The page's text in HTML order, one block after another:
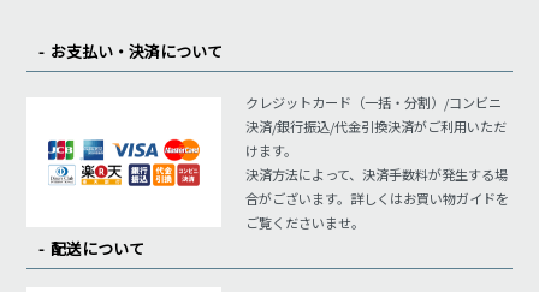
お支払い・決済について
クレジットカード（一括・分割）/コンビニ
決済/銀行振込/代金引換決済がご利用いただ
けます。
決済方法によって、決済手数料が発生する場
合がございます。詳しくはお買い物ガイドを
ご覧くださいませ。
配送について